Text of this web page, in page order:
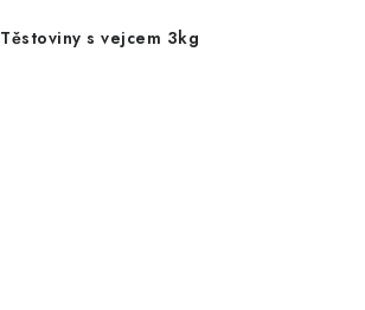
Těstoviny s vejcem 3kg